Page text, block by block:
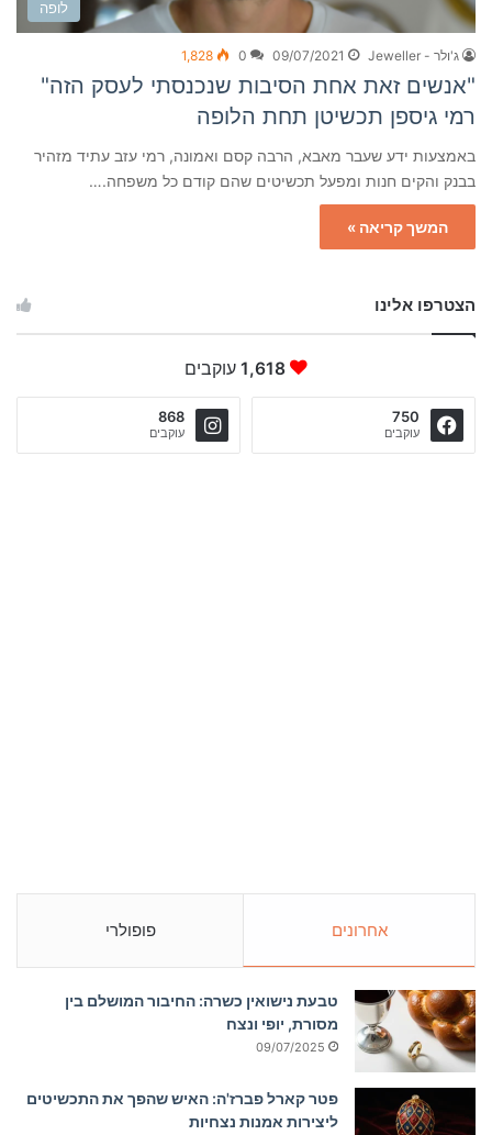
לופה
ג'ולר - Jeweller 09/07/2021
0
1,828
"אנשים זאת אחת הסיבות שנכנסתי לעסק הזה"
רמי גיספן תכשיטן תחת הלופה
באמצעות ידע שעבר מאבא, הרבה קסם ואמונה, רמי עזב עתיד מזהיר
בבנק והקים חנות ומפעל תכשיטים שהם קודם כל משפחה.…
המשך קריאה »
הצטרפו אלינו
1,618 עוקבים
750
עוקבים
868
עוקבים
אחרונים פופולרי
טבעת נישואין כשרה: החיבור המושלם בין
מסורת, יופי ונצח
09/07/2025
פטר קארל פברז'ה: האיש שהפך את התכשיטים
ליצירות אמנות נצחיות